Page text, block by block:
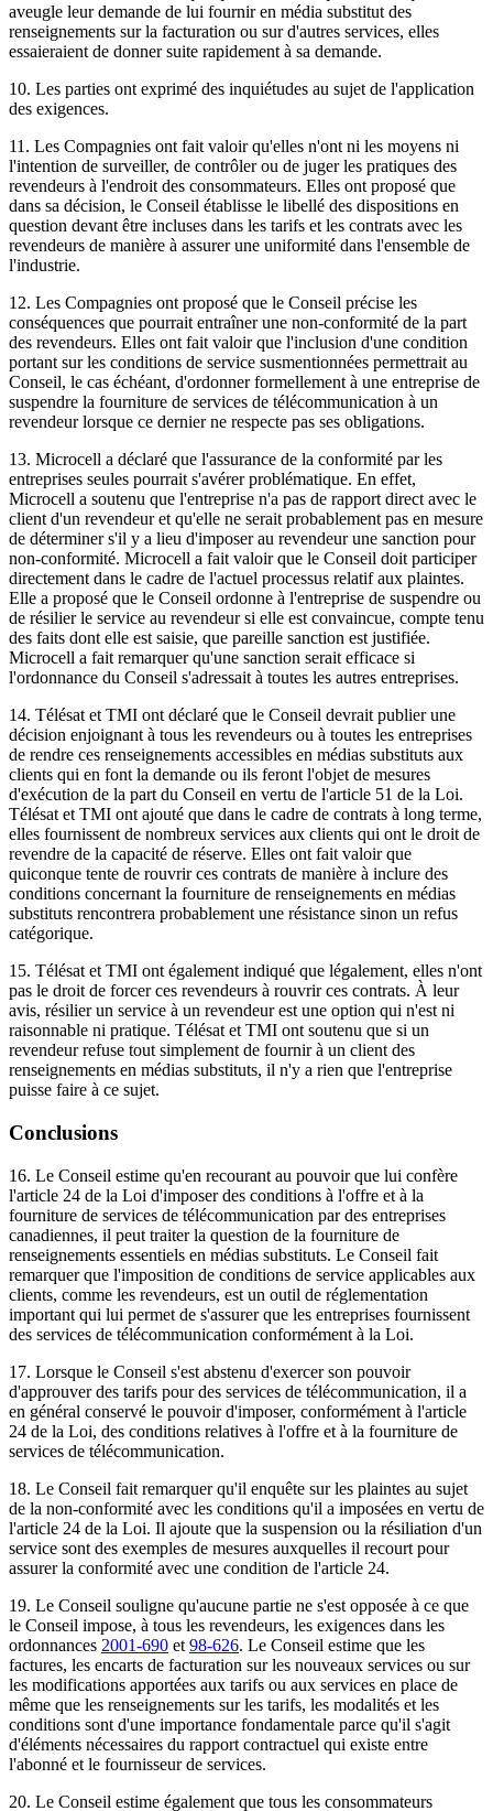
aveugle leur demande de lui fournir en média substitut des
renseignements sur la facturation ou sur d'autres services, elles
essaieraient de donner suite rapidement à sa demande.
10. Les parties ont exprimé des inquiétudes au sujet de l'application
des exigences.
11. Les Compagnies ont fait valoir qu'elles n'ont ni les moyens ni
l'intention de surveiller, de contrôler ou de juger les pratiques des
revendeurs à l'endroit des consommateurs. Elles ont proposé que
dans sa décision, le Conseil établisse le libellé des dispositions en
question devant être incluses dans les tarifs et les contrats avec les
revendeurs de manière à assurer une uniformité dans l'ensemble de
l'industrie.
12. Les Compagnies ont proposé que le Conseil précise les
conséquences que pourrait entraîner une non-conformité de la part
des revendeurs. Elles ont fait valoir que l'inclusion d'une condition
portant sur les conditions de service susmentionnées permettrait au
Conseil, le cas échéant, d'ordonner formellement à une entreprise de
suspendre la fourniture de services de télécommunication à un
revendeur lorsque ce dernier ne respecte pas ses obligations.
13. Microcell a déclaré que l'assurance de la conformité par les
entreprises seules pourrait s'avérer problématique. En effet,
Microcell a soutenu que l'entreprise n'a pas de rapport direct avec le
client d'un revendeur et qu'elle ne serait probablement pas en mesure
de déterminer s'il y a lieu d'imposer au revendeur une sanction pour
non-conformité. Microcell a fait valoir que le Conseil doit participer
directement dans le cadre de l'actuel processus relatif aux plaintes.
Elle a proposé que le Conseil ordonne à l'entreprise de suspendre ou
de résilier le service au revendeur si elle est convaincue, compte tenu
des faits dont elle est saisie, que pareille sanction est justifiée.
Microcell a fait remarquer qu'une sanction serait efficace si
l'ordonnance du Conseil s'adressait à toutes les autres entreprises.
14. Télésat et TMI ont déclaré que le Conseil devrait publier une
décision enjoignant à tous les revendeurs ou à toutes les entreprises
de rendre ces renseignements accessibles en médias substituts aux
clients qui en font la demande ou ils feront l'objet de mesures
d'exécution de la part du Conseil en vertu de l'article 51 de la Loi.
Télésat et TMI ont ajouté que dans le cadre de contrats à long terme,
elles fournissent de nombreux services aux clients qui ont le droit de
revendre de la capacité de réserve. Elles ont fait valoir que
quiconque tente de rouvrir ces contrats de manière à inclure des
conditions concernant la fourniture de renseignements en médias
substituts rencontrera probablement une résistance sinon un refus
catégorique.
15. Télésat et TMI ont également indiqué que légalement, elles n'ont
pas le droit de forcer ces revendeurs à rouvrir ces contrats. À leur
avis, résilier un service à un revendeur est une option qui n'est ni
raisonnable ni pratique. Télésat et TMI ont soutenu que si un
revendeur refuse tout simplement de fournir à un client des
renseignements en médias substituts, il n'y a rien que l'entreprise
puisse faire à ce sujet.
Conclusions
16. Le Conseil estime qu'en recourant au pouvoir que lui confère
l'article 24 de la Loi d'imposer des conditions à l'offre et à la
fourniture de services de télécommunication par des entreprises
canadiennes, il peut traiter la question de la fourniture de
renseignements essentiels en médias substituts. Le Conseil fait
remarquer que l'imposition de conditions de service applicables aux
clients, comme les revendeurs, est un outil de réglementation
important qui lui permet de s'assurer que les entreprises fournissent
des services de télécommunication conformément à la Loi.
17. Lorsque le Conseil s'est abstenu d'exercer son pouvoir
d'approuver des tarifs pour des services de télécommunication, il a
en général conservé le pouvoir d'imposer, conformément à l'article
24 de la Loi, des conditions relatives à l'offre et à la fourniture de
services de télécommunication.
18. Le Conseil fait remarquer qu'il enquête sur les plaintes au sujet
de la non-conformité avec les conditions qu'il a imposées en vertu de
l'article 24 de la Loi. Il ajoute que la suspension ou la résiliation d'un
service sont des exemples de mesures auxquelles il recourt pour
assurer la conformité avec une condition de l'article 24.
19. Le Conseil souligne qu'aucune partie ne s'est opposée à ce que
le Conseil impose, à tous les revendeurs, les exigences dans les
ordonnances 2001-690 et 98-626. Le Conseil estime que les
factures, les encarts de facturation sur les nouveaux services ou sur
les modifications apportées aux tarifs ou aux services en place de
même que les renseignements sur les tarifs, les modalités et les
conditions sont d'une importance fondamentale parce qu'il s'agit
d'éléments nécessaires du rapport contractuel qui existe entre
l'abonné et le fournisseur de services.
20. Le Conseil estime également que tous les consommateurs